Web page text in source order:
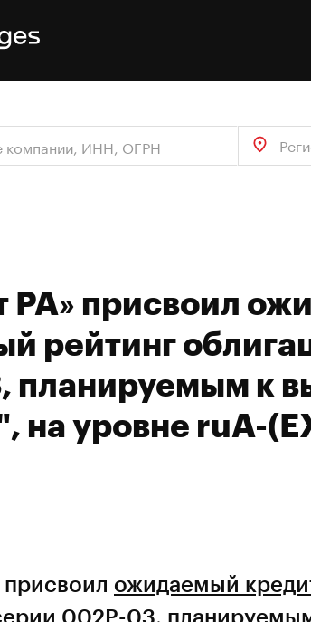
РА» присвоил
рейтинг
планируемым к
на уровне ruA-
ожидаемый
002Р-03,